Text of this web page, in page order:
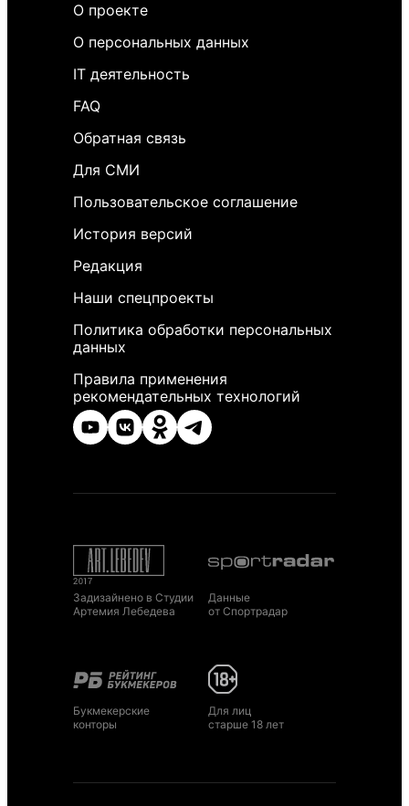
О проекте
О персональных данных
IT деятельность
FAQ
Обратная связь
Для СМИ
Пользовательское соглашение
История версий
Редакция
Наши спецпроекты
Политика обработки персональных
данных
Правила применения
рекомендательных технологий
Задизайнено в Студии
Артемия Лебедева
Данные
от Спортрадар
Букмекерские
конторы
Для лиц
старше 18 лет